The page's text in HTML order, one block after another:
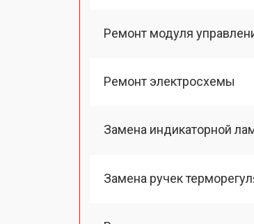
Ремонт модуля
Ремонт электросхемы
Замена индикаторной
Замена ручек